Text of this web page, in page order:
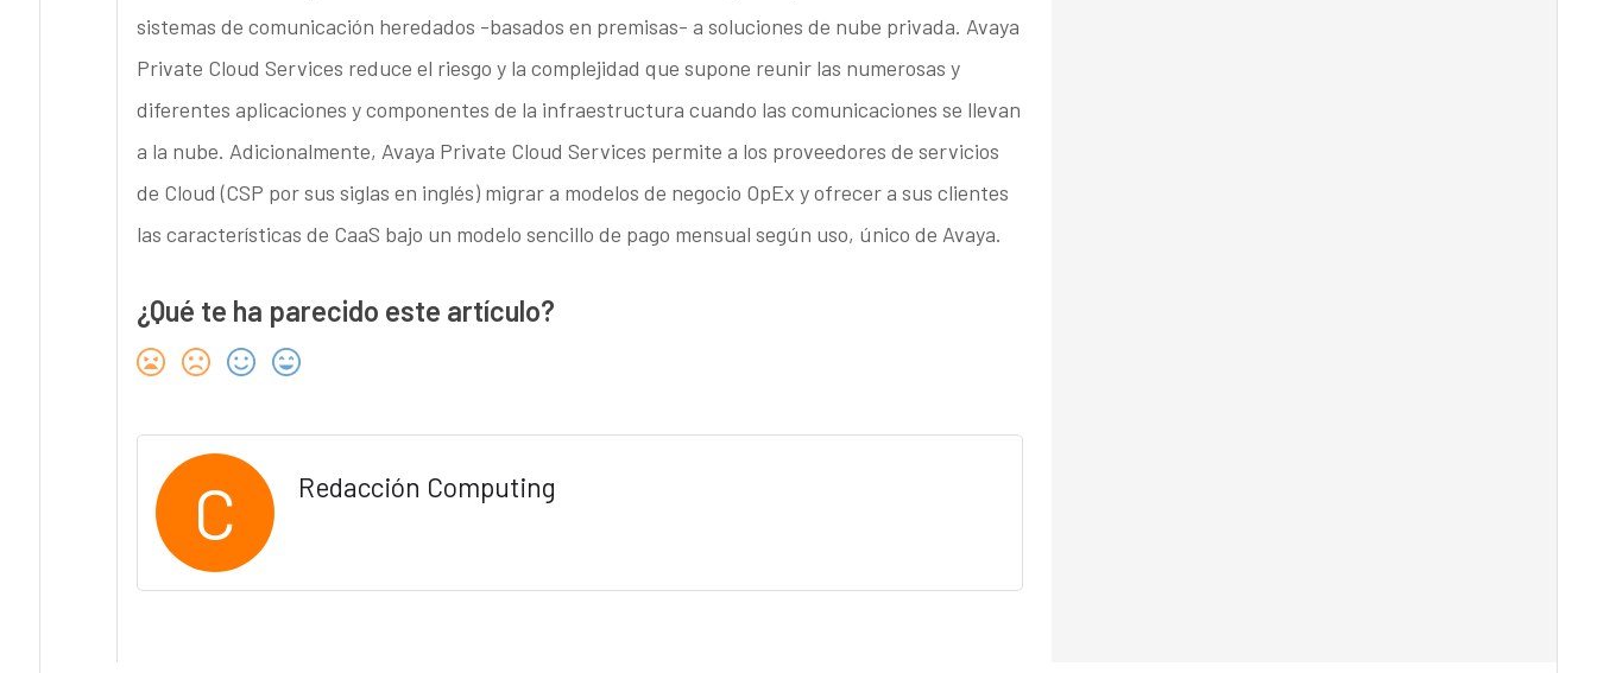
sistemas de comunicación heredados -basados en premisas- a soluciones de nube privada. Avaya
Private Cloud Services reduce el riesgo y la complejidad que supone reunir las numerosas y
diferentes aplicaciones y componentes de la infraestructura cuando las comunicaciones se llevan
a la nube. Adicionalmente, Avaya Private Cloud Services permite a los proveedores de servicios
de Cloud (CSP por sus siglas en inglés) migrar a modelos de negocio OpEx y ofrecer a sus clientes
las características de CaaS bajo un modelo sencillo de pago mensual según uso, único de Avaya.
¿Qué te ha parecido este artículo?
C Redacción Computing